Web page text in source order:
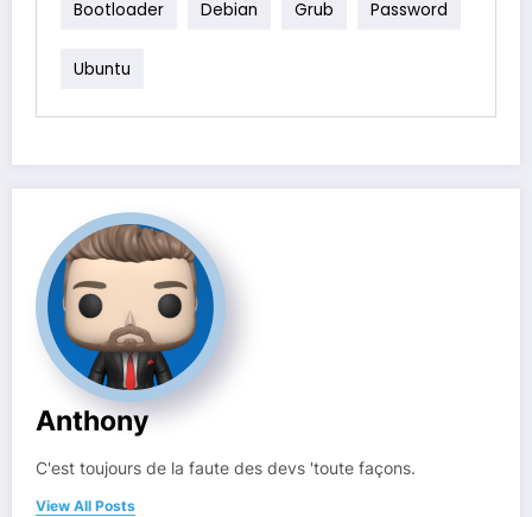
Bootloader Debian Grub Password
Ubuntu
Anthony
C'est toujours de la faute des devs 'toute façons.
View All Posts